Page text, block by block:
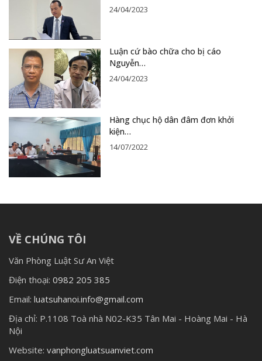
24/04/2023
Luận cứ bào chữa cho bị cáo
Nguyễn…
24/04/2023
Hàng chục hộ dân đâm đơn khởi
kiện…
14/07/2022
VỀ CHÚNG TÔI
Văn Phòng Luật Sư An Việt
Điện thoại: 0982 205 385
Email: luatsuhanoi.info@gmail.com
Địa chỉ: P.1108 Toà nhà N02-K35 Tân Mai - Hoàng Mai - Hà
Nội
Website: vanphongluatsuanviet.com